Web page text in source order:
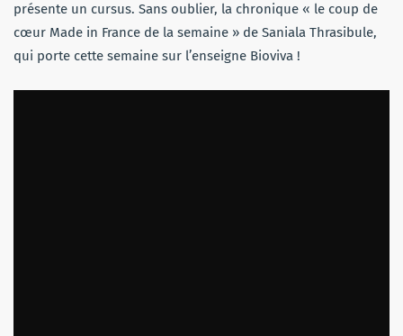
présente un cursus. Sans oublier, la chronique « le coup de
cœur Made in France de la semaine » de Saniala Thrasibule,
qui porte cette semaine sur l’enseigne Bioviva !